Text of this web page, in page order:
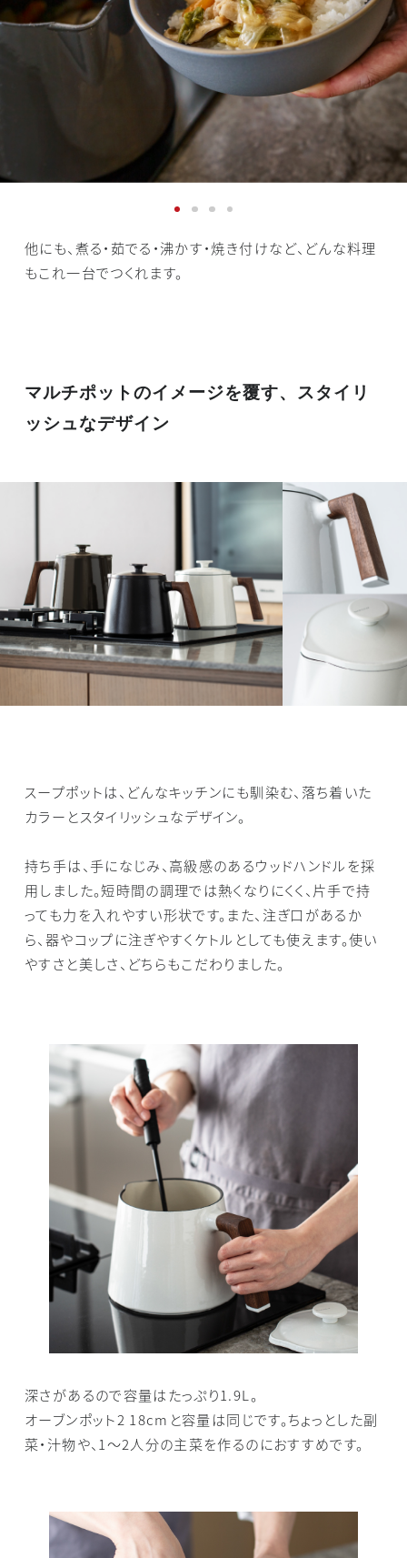
他にも、煮る・茹でる・沸かす・焼き付けなど、どんな料理
もこれ一台でつくれます。
マルチポットのイメージを覆す、スタイリ
ッシュなデザイン
スープポットは、どんなキッチンにも馴染む、落ち着いた
カラーとスタイリッシュなデザイン。
持ち手は、手になじみ、高級感のあるウッドハンドルを採
用しました。短時間の調理では熱くなりにくく、片手で持
っても力を入れやすい形状です。また、注ぎ口があるか
ら、器やコップに注ぎやすくケトルとしても使えます。使い
やすさと美しさ、どちらもこだわりました。
深さがあるので容量はたっぷり1.9L。
オーブンポット2 18cmと容量は同じです。ちょっとした副
菜・汁物や、1～2人分の主菜を作るのにおすすめです。